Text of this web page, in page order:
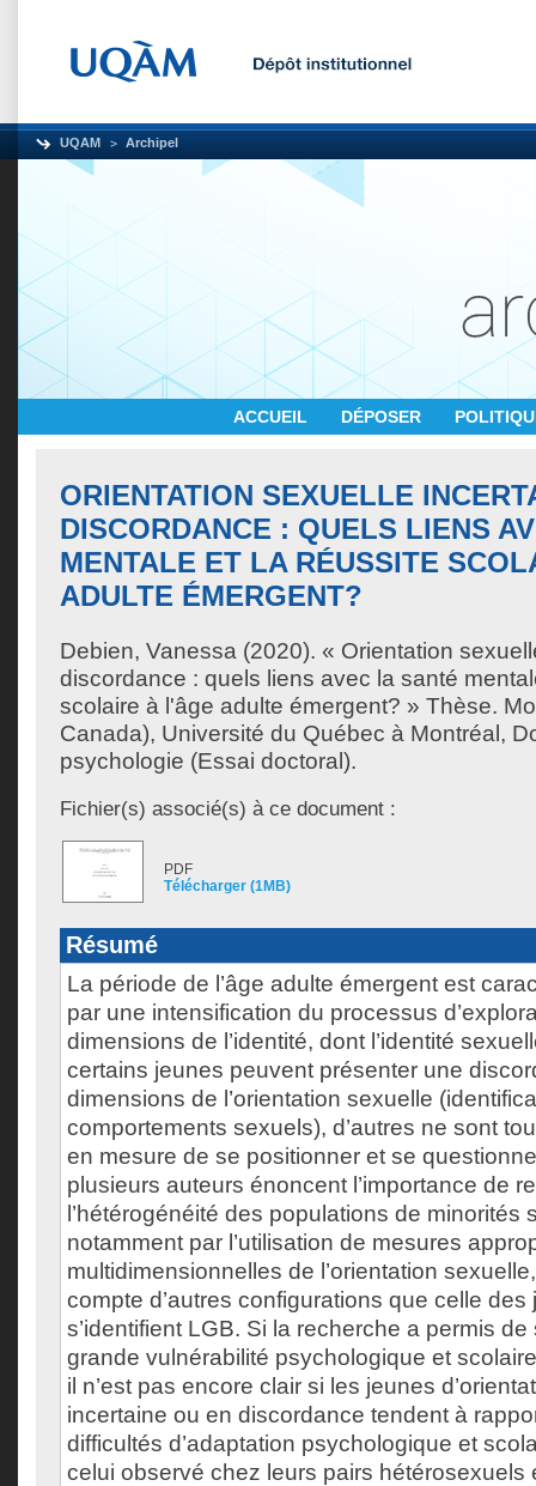
UQAM Archipel
ACCUEIL DÉPOSER
ORIENTATION SEXUELLE
DISCORDANCE : QUELS LIENS
MENTALE ET LA RÉUSSITE
ADULTE ÉMERGENT?
Debien, Vanessa (2020). « Orientation
discordance : quels liens avec la santé
scolaire à l'âge adulte émergent? » Thèse.
Canada), Université du Québec à Montréal,
psychologie (Essai doctoral).
Fichier(s) associé(s) à ce document :
PDF
Télécharger (1MB)
Résumé
La période de l’âge adulte émergent est
par une intensification du processus
dimensions de l’identité, dont l’identité
certains jeunes peuvent présenter une
dimensions de l’orientation sexuelle
comportements sexuels), d’autres ne sont
en mesure de se positionner et se
plusieurs auteurs énoncent l’importance de
l’hétérogénéité des populations de minorités
notamment par l’utilisation de mesures
multidimensionnelles de l’orientation
compte d’autres configurations que celle des
s’identifient LGB. Si la recherche a permis
grande vulnérabilité psychologique et
il n’est pas encore clair si les jeunes
incertaine ou en discordance tendent à
difficultés d’adaptation psychologique et
celui observé chez leurs pairs hétérosexuels